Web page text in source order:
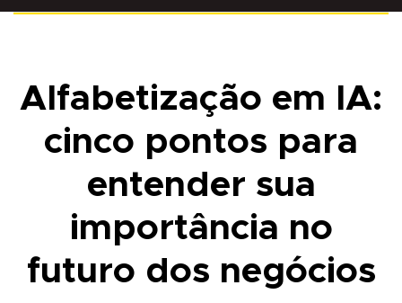
Alfabetização em IA:
cinco pontos para
entender sua
importância no
futuro dos negócios